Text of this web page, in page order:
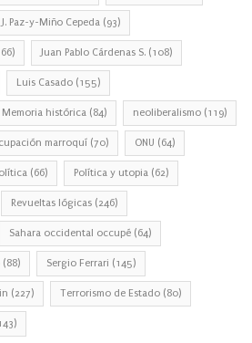
J. Paz-y-Miño Cepeda (93)
Juan Pablo Cárdenas S. (108)
Luis Casado (155)
Memoria histórica (84) neoliberalismo (119)
marroquí (70) ONU (64)
(66) Política y utopia (62)
Revueltas lógicas (246)
Sahara occidental occupé (64)
(88) Sergio Ferrari (145)
(227) Terrorismo de Estado (80)